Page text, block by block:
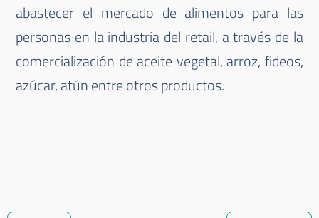
abastecer el mercado de alimentos para las
personas en la industria del retail, a través de la
comercialización de aceite vegetal, arroz, fideos,
azúcar, atún entre otros productos.